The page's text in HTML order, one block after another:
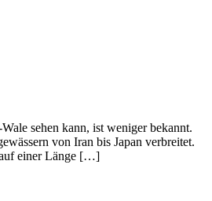
sehen kann, ist weniger bekannt.
von Iran bis Japan verbreitet.
auf einer Länge […]